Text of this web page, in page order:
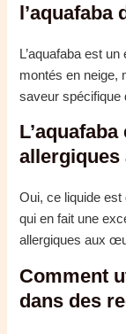
l’aquafaba
L’aquafaba est
montés en neige,
saveur spécifique
Oui, ce liquide
qui en fait une
allergiques aux
Comment
dans des